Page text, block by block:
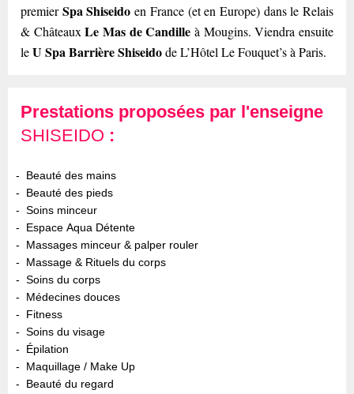
premierSpa Shiseido en France (et en Europe) dans le Relais
& ChâteauxLe Mas de Candille à Mougins. Viendra ensuite
leU Spa Barrière Shiseidode L’Hôtel Le Fouquet’s à Paris.
Prestations proposées par l'enseigne
SHISEIDO :
Beauté des mains
Beauté des pieds
Soins minceur
Espace Aqua Détente
Massages minceur & palper rouler
Massage & Rituels du corps
Soins du corps
Médecines douces
Fitness
Soins du visage
Épilation
Maquillage / Make Up
Beauté du regard